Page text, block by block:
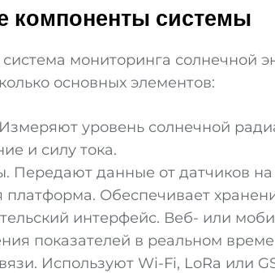
компоненты системы
мониторинга солнечной
основных элементов:
уровень солнечной
и силу тока.
Передают данные от датчиков
платформа. Обеспечивает
интерфейс. Веб- или
показателей в реальном
Используют Wi-Fi, LoRa или